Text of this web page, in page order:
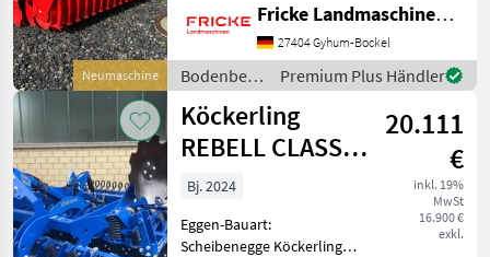
Neumaschine
Gelenkwelle mit
Rutschkupplung,
Zanpackerwalze
Bodenbearbeitung Eggen
Fricke Landmaschinen GmbH
27404 Gyhum-Bockel
Bodenbearbeitung
/ Maschio
Premium Plus Händler
Köckerling
REBELL CLASSIC
300 2.0
20.111
€
inkl. 19%
MwSt
16.900 €
exkl.
Bj. 2024
Eggen-Bauart:
Scheibenegge Köckerling